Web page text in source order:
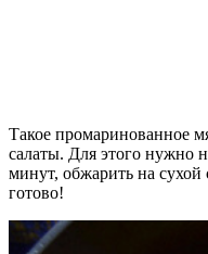
Такое промаринованное
салаты. Для этого нужно
минут, обжарить на
готово!